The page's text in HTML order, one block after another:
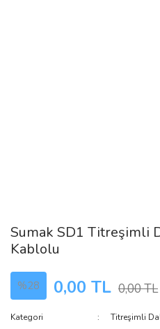
Sumak SD1 Titreşimli
Kablolu
%28 0,00 TL 0,00 TL
Kategori
Titreşimli